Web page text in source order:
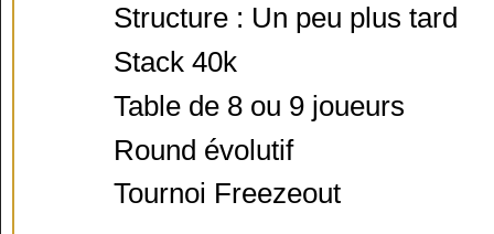
Structure : Un peu plus tard
Stack 40k
Table de 8 ou 9 joueurs
Round évolutif
Tournoi Freezeout